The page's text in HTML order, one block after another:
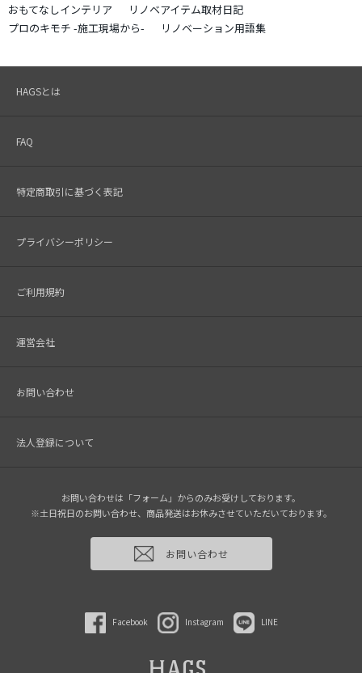
おもてなしインテリア
リノベアイテム取材日記
プロのキモチ -施工現場から-
リノベーション用語集
HAGSとは
FAQ
特定商取引に基づく表記
プライバシーポリシー
ご利用規約
運営会社
お問い合わせ
法人登録について
お問い合わせは「フォーム」からのみお受けしております。
※土日祝日のお問い合わせ、商品発送はお休みさせていただいております。
お問い合わせ
Facebook Instagram LINE